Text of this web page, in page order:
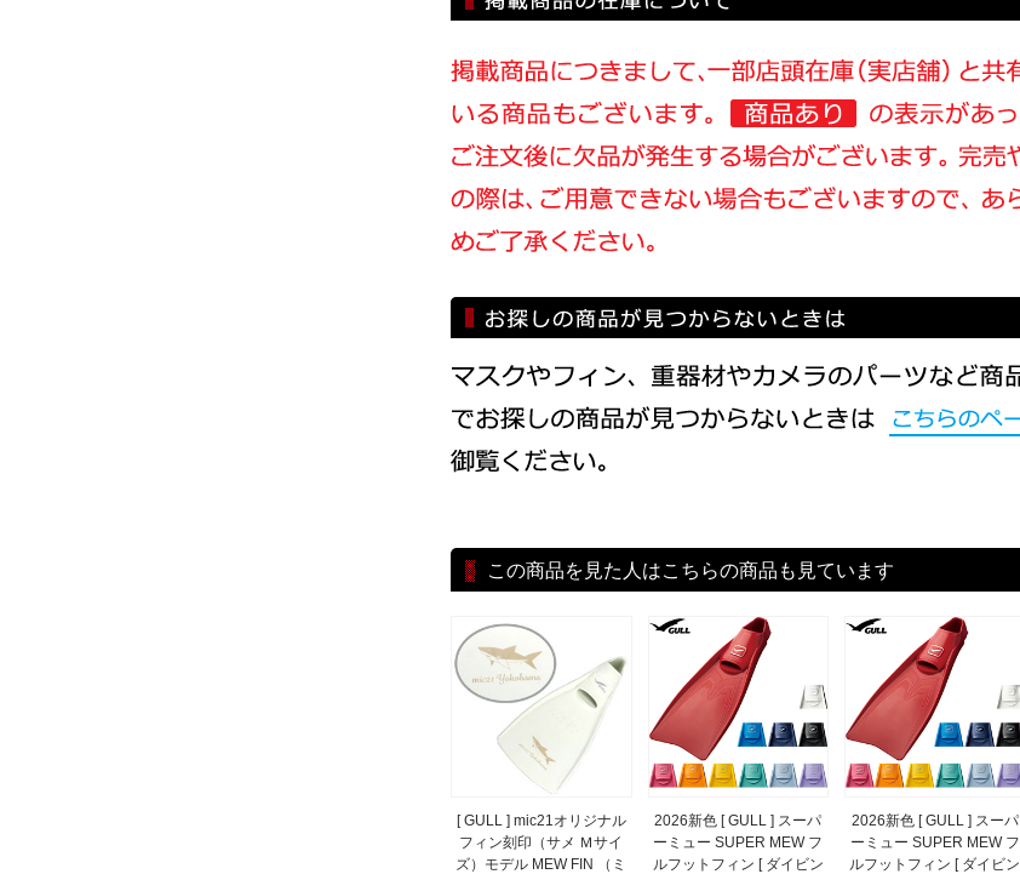
この商品を見た人はこちらの商品も見ています
[ GULL ] mic21オリジナル
フィン刻印（サメ Ｍサイ
ズ）モデル MEW FIN （ミ
2026新色 [ GULL ] スーパ
ーミュー SUPER MEW フ
ルフットフィン [ ダイビン
2026新色 [ GULL ] スーパ
ーミュー SUPER MEW フ
ルフットフィン [ ダイビン